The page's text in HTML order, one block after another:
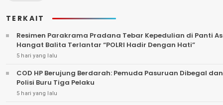
TERKAIT
Resimen Parakrama Pradana Tebar Kepedulian di Panti
Hangat Balita Terlantar “POLRI Hadir Dengan Hati”
5 hari yang lalu
COD HP Berujung Berdarah: Pemuda Pasuruan Dibegal
Polisi Buru Tiga Pelaku
5 hari yang lalu